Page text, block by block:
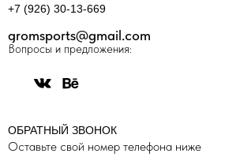
+7 (926) 30-13-669
gromsports@gmail.com
Вопросы и предложения:
ОБРАТНЫЙ ЗВОНОК
Оставьте свой номер телефона ниже